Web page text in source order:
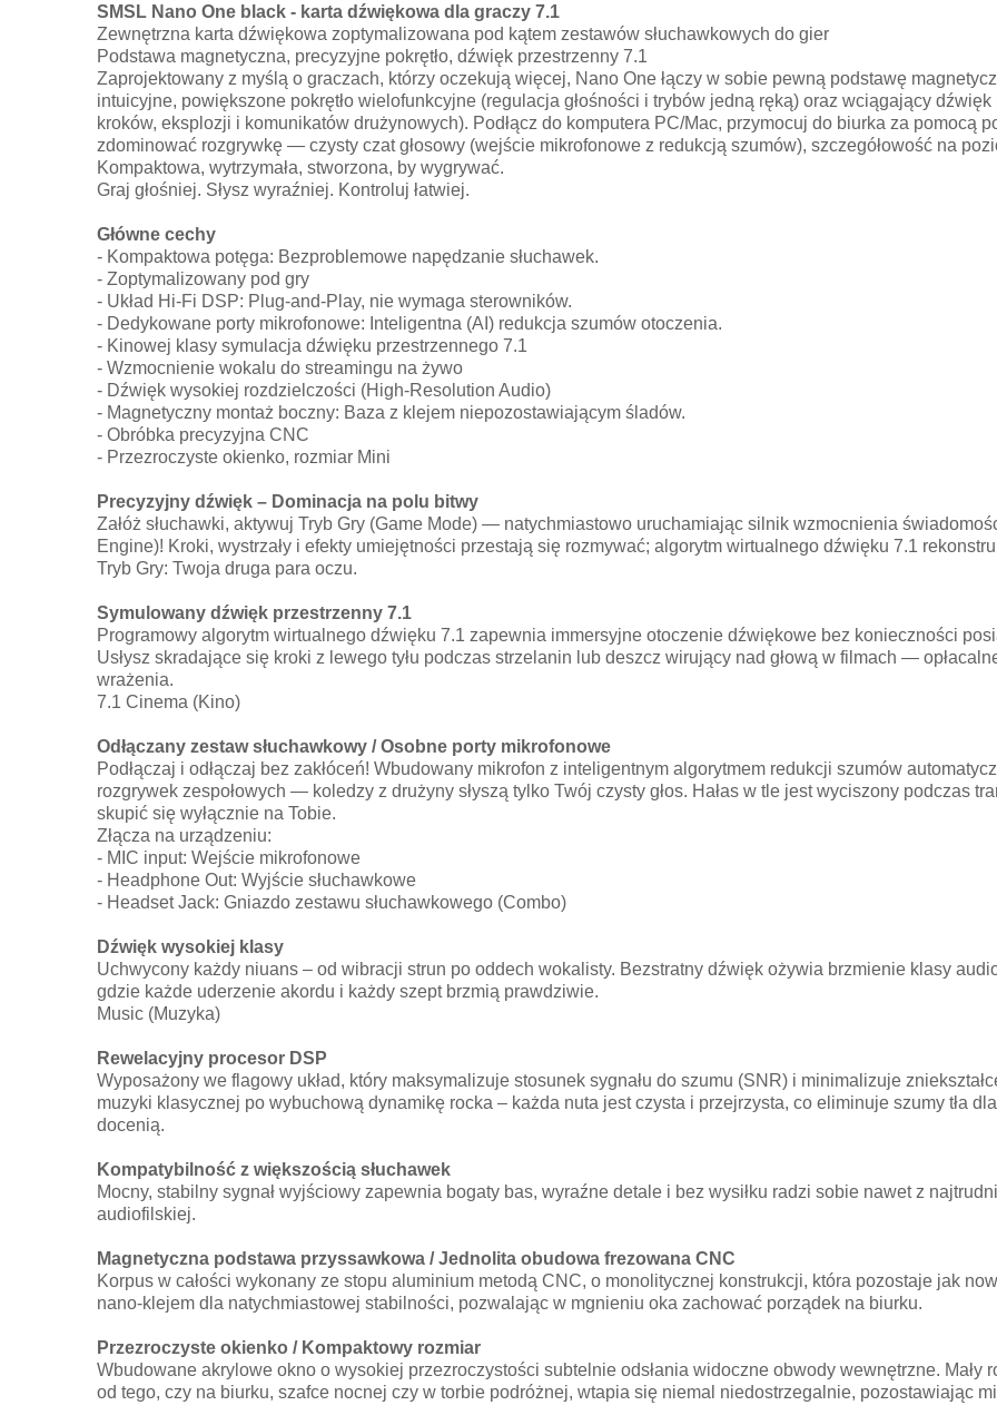
SMSL Nano One black - karta dźwiękowa dla graczy 7.1
Zewnętrzna karta dźwiękowa zoptymalizowana pod kątem zestawów słuchawkowych do gier
Podstawa magnetyczna, precyzyjne pokrętło, dźwięk przestrzenny 7.1
Zaprojektowany z myślą o graczach, którzy oczekują więcej, Nano One łączy w sobie pewną podstawę
intuicyjne, powiększone pokrętło wielofunkcyjne (regulacja głośności i trybów jedną ręką) oraz wciągający
kroków, eksplozji i komunikatów drużynowych). Podłącz do komputera PC/Mac, przymocuj do biurka za pomocą
zdominować rozgrywkę — czysty czat głosowy (wejście mikrofonowe z redukcją szumów), szczegółowość na
Kompaktowa, wytrzymała, stworzona, by wygrywać.
Graj głośniej. Słysz wyraźniej. Kontroluj łatwiej.
Główne cechy
- Kompaktowa potęga: Bezproblemowe napędzanie słuchawek.
- Zoptymalizowany pod gry
- Układ Hi-Fi DSP: Plug-and-Play, nie wymaga sterowników.
- Dedykowane porty mikrofonowe: Inteligentna (AI) redukcja szumów otoczenia.
- Kinowej klasy symulacja dźwięku przestrzennego 7.1
- Wzmocnienie wokalu do streamingu na żywo
- Dźwięk wysokiej rozdzielczości (High-Resolution Audio)
- Magnetyczny montaż boczny: Baza z klejem niepozostawiającym śladów.
- Obróbka precyzyjna CNC
- Przezroczyste okienko, rozmiar Mini
Precyzyjny dźwięk – Dominacja na polu bitwy
Załóż słuchawki, aktywuj Tryb Gry (Game Mode) — natychmiastowo uruchamiając silnik wzmocnienia
Engine)! Kroki, wystrzały i efekty umiejętności przestają się rozmywać; algorytm wirtualnego dźwięku 7.1
Tryb Gry: Twoja druga para oczu.
Symulowany dźwięk przestrzenny 7.1
Programowy algorytm wirtualnego dźwięku 7.1 zapewnia immersyjne otoczenie dźwiękowe bez konieczności
Usłysz skradające się kroki z lewego tyłu podczas strzelanin lub deszcz wirujący nad głową w filmach —
wrażenia.
7.1 Cinema (Kino)
Odłączany zestaw słuchawkowy / Osobne porty mikrofonowe
Podłączaj i odłączaj bez zakłóceń! Wbudowany mikrofon z inteligentnym algorytmem redukcji szumów
rozgrywek zespołowych — koledzy z drużyny słyszą tylko Twój czysty głos. Hałas w tle jest wyciszony podczas
skupić się wyłącznie na Tobie.
Złącza na urządzeniu:
- MIC input: Wejście mikrofonowe
- Headphone Out: Wyjście słuchawkowe
- Headset Jack: Gniazdo zestawu słuchawkowego (Combo)
Dźwięk wysokiej klasy
Uchwycony każdy niuans – od wibracji strun po oddech wokalisty. Bezstratny dźwięk ożywia brzmienie klasy
gdzie każde uderzenie akordu i każdy szept brzmią prawdziwie.
Music (Muzyka)
Rewelacyjny procesor DSP
Wyposażony we flagowy układ, który maksymalizuje stosunek sygnału do szumu (SNR) i minimalizuje
muzyki klasycznej po wybuchową dynamikę rocka – każda nuta jest czysta i przejrzysta, co eliminuje szumy tła
docenią.
Kompatybilność z większością słuchawek
Mocny, stabilny sygnał wyjściowy zapewnia bogaty bas, wyraźne detale i bez wysiłku radzi sobie nawet z
audiofilskiej.
Magnetyczna podstawa przyssawkowa / Jednolita obudowa frezowana CNC
Korpus w całości wykonany ze stopu aluminium metodą CNC, o monolitycznej konstrukcji, która pozostaje jak
nano-klejem dla natychmiastowej stabilności, pozwalając w mgnieniu oka zachować porządek na biurku.
Przezroczyste okienko / Kompaktowy rozmiar
Wbudowane akrylowe okno o wysokiej przezroczystości subtelnie odsłania widoczne obwody wewnętrzne.
od tego, czy na biurku, szafce nocnej czy w torbie podróżnej, wtapia się niemal niedostrzegalnie, pozostawiając